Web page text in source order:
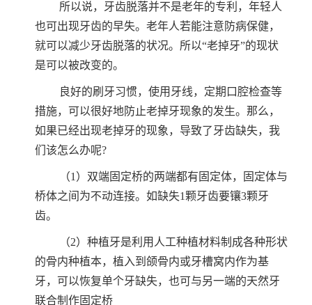
所以说，牙齿脱落并不是老年的专利，年轻人
也可出现牙齿的早失。老年人若能注意防病保健，
就可以减少牙齿脱落的状况。所以“老掉牙”的现状
是可以被改变的。
良好的刷牙习惯，使用牙线，定期口腔检查等
措施，可以很好地防止老掉牙现象的发生。那么，
如果已经出现老掉牙的现象，导致了牙齿缺失，我
们该怎么办呢?
（1）双端固定桥的两端都有固定体，固定体与
桥体之间为不动连接。如缺失1颗牙齿要镶3颗牙
齿。
（2）种植牙是利用人工种植材料制成各种形状
的骨内种植本，植入到颌骨内或牙槽窝内作为基
牙，可以恢复单个牙缺失，也可与另一端的天然牙
联合制作固定桥